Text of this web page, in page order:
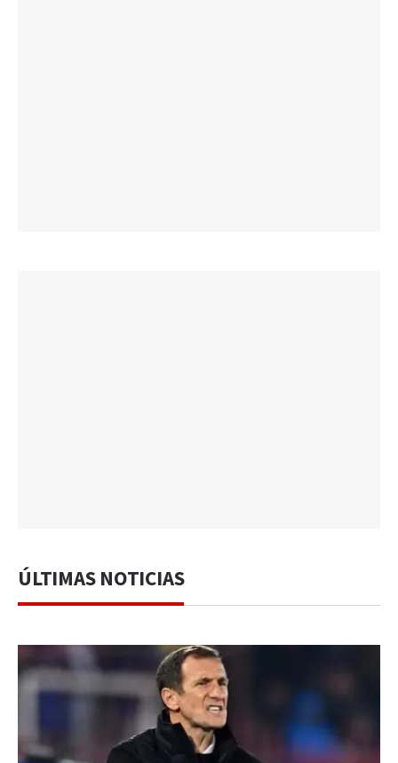
ÚLTIMAS NOTICIAS